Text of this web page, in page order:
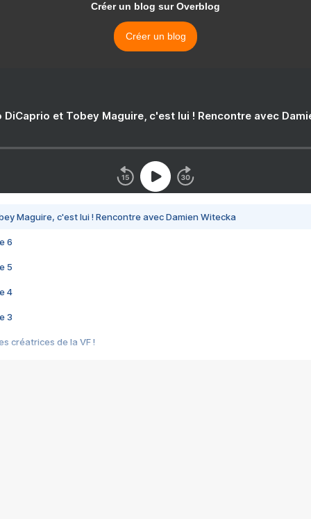
Créer un blog sur Overblog
Créer un blog
DiCaprio et Tobey Maguire, c'est lui ! Rencontre avec
Maguire, c'est lui ! Rencontre avec Damien Witecka
6
5
4
3
créatrices de la VF !